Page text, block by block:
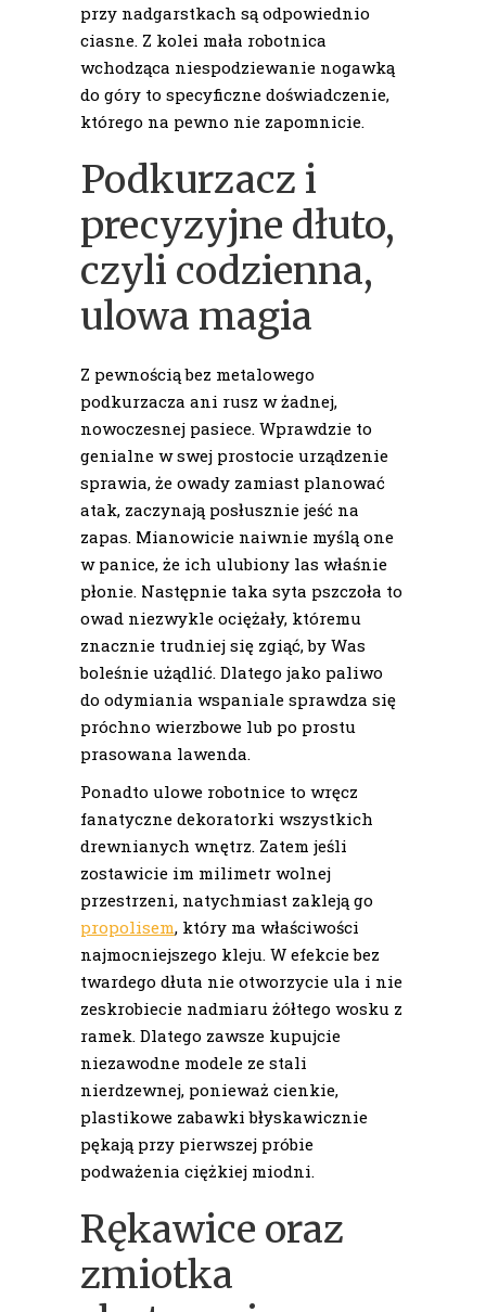
przy nadgarstkach są odpowiednio
ciasne. Z kolei mała robotnica
wchodząca niespodziewanie nogawką
do góry to specyficzne doświadczenie,
którego na pewno nie zapomnicie.
Podkurzacz i
precyzyjne dłuto,
czyli codzienna,
ulowa magia
Z pewnością bez metalowego
podkurzacza ani rusz w żadnej,
nowoczesnej pasiece. Wprawdzie to
genialne w swej prostocie urządzenie
sprawia, że owady zamiast planować
atak, zaczynają posłusznie jeść na
zapas. Mianowicie naiwnie myślą one
w panice, że ich ulubiony las właśnie
płonie. Następnie taka syta pszczoła to
owad niezwykle ociężały, któremu
znacznie trudniej się zgiąć, by Was
boleśnie użądlić. Dlatego jako paliwo
do odymiania wspaniale sprawdza się
próchno wierzbowe lub po prostu
prasowana lawenda.
Ponadto ulowe robotnice to wręcz
fanatyczne dekoratorki wszystkich
drewnianych wnętrz. Zatem jeśli
zostawicie im milimetr wolnej
przestrzeni, natychmiast zakleją go
propolisem, który ma właściwości
najmocniejszego kleju. W efekcie bez
twardego dłuta nie otworzycie ula i nie
zeskrobiecie nadmiaru żółtego wosku z
ramek. Dlatego zawsze kupujcie
niezawodne modele ze stali
nierdzewnej, ponieważ cienkie,
plastikowe zabawki błyskawicznie
pękają przy pierwszej próbie
podważenia ciężkiej miodni.
Rękawice oraz
zmiotka